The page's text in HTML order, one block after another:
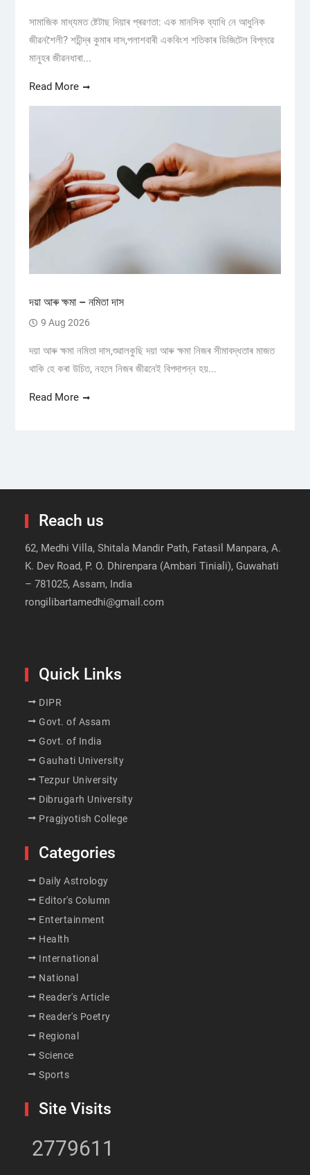
সামাজিক মাধ্যমত ষ্টেটাছ দিয়াৰ প্ৰৱণতা: এক মানসিক ব্যাধি নে আধুনিক
জীৱনশৈলী? শচীন্দ্ৰ কুমাৰ দাস,পলাশবাৰী একবিংশ শতিকাৰ ডিজিটেল বিপ্লৱে
মানুহৰ জীৱনধাৰা...
Read More
দয়া আৰু ক্ষমা – নমিতা দাস
9 Aug 2026
দয়া আৰু ক্ষমা নমিতা দাস,শুৱালকুছি দয়া আৰু ক্ষমা নিজৰ সীমাবদ্ধতাৰ মাজত
থাকি হে কৰা উচিত, নহলে নিজৰ জীৱনেই বিপদাপন্ন হয়...
Read More
Reach us
62, Medhi Villa, Shitala Mandir Path, Fatasil Manpara, A.
K. Dev Road, P. O. Dhirenpara (Ambari Tiniali), Guwahati
– 781025, Assam, India
rongilibartamedhi@gmail.com
Quick Links
DIPR
Govt. of Assam
Govt. of India
Gauhati University
Tezpur University
Dibrugarh University
Pragjyotish College
Categories
Daily Astrology
Editor's Column
Entertainment
Health
International
National
Reader's Article
Reader's Poetry
Regional
Science
Sports
Site Visits
2779611